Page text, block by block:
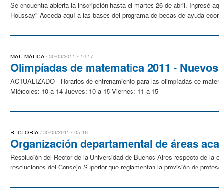
Se encuentra abierta la inscripción hasta el martes 26 de abril. Ingresé
Houssay" Acceda aquí a las bases del programa de becas de ayuda
MATEMÁTICA 30/03/2011 - 14:17
Olimpíadas de matematica 2011 -
ACTUALIZADO - Horarios de entrenamiento para las olimpíadas de
Miércoles: 10 a 14 Jueves: 10 a 15 Viernes: 11 a 15
RECTORÍA 30/03/2011 - 05:18
Organización departamental de áreas
Resolución del Rector de la Universidad de Buenos Aires respecto de
resoluciones del Consejo Superior que reglamentan la provisión de